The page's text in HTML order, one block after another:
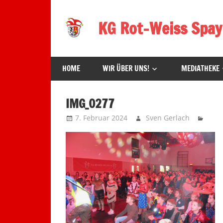
Inhalt
springen
KG Rot-Weiss
in
Spay!
HOME WIR ÜBER UNS! MEDIATHEKE
IMG_0277
7. Februar 2024 Sven Gerlach